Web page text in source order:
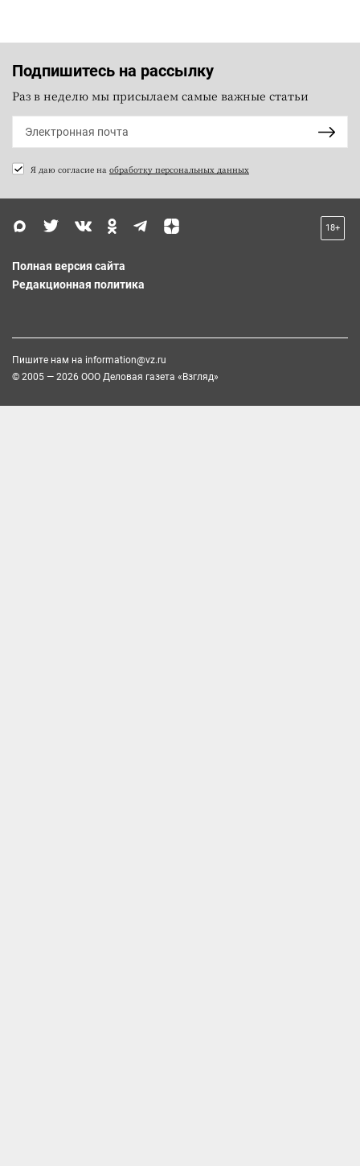
Подпишитесь на рассылку
Раз в неделю мы присылаем самые важные статьи
Я даю согласие на обработку персональных данных
18+
Полная версия сайта
Редакционная политика
Пишите нам на information@vz.ru
© 2005 — 2026 ООО Деловая газета «Взгляд»